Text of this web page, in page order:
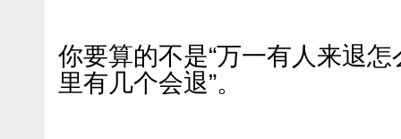
你要算的不是“万一有人来退怎
里有几个会退”。